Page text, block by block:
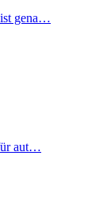
gena…
aut…